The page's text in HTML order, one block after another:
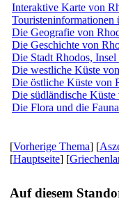
Interaktive Karte von
Touristeninformationen
Die Geografie von
Die Geschichte von
Die Stadt Rhodos, Insel
Die westliche Küste
Die östliche Küste von
Die südländische
Die Flora und die
[Vorherige Thema] [
[Hauptseite] [
Auf diesem